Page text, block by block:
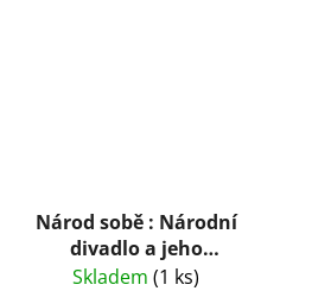
Národ sobě : Národní
divadlo a jeho
umělecké poklady
Skladem (1 ks)